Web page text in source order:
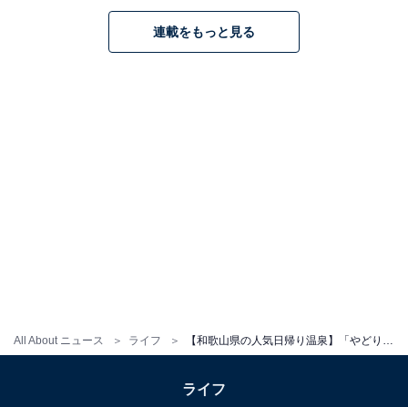
All About ニュース ライフ
号線（通称「玉川林道」）は道幅が狭く急カーブが続く
道となっています。ご宿泊の場合は2名様から条件によ
営業時間
平日：11:00～21:00（最終受付20:00）
連載をもっと見る
ライフ